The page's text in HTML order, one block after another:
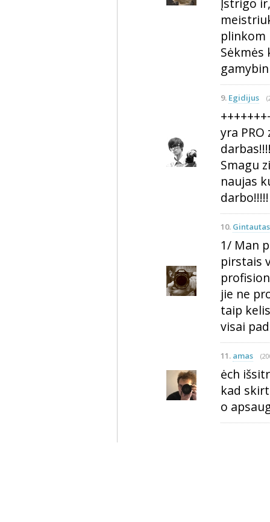
Įstrigo
plinkom
9. Egidijus
yra
Smagu
naujas
darbo!!!!!
10.
1/ Man
pirstais
jie ne
taip
visai
11. amas
ėch
kad
o